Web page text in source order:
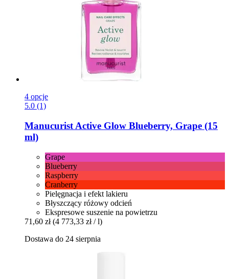
4 opcje
5.0 (1)
Manucurist Active Glow Blueberry, Grape (15
ml)
Grape
Blueberry
Raspberry
Cranberry
Pielęgnacja i efekt lakieru
Błyszczący różowy odcień
Ekspresowe suszenie na powietrzu
71,60 zł (4 773,33 zł / l)
Dostawa do 24 sierpnia